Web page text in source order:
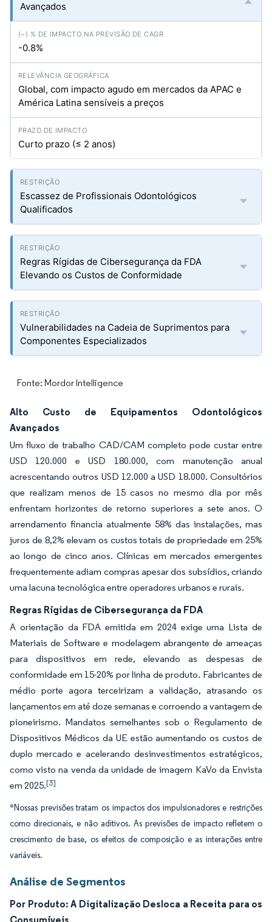
Avançados
-0.8%
Global, com impacto agudo em mercados da APAC e
América Latina sensíveis a preços
Curto prazo (≤ 2 anos)
Escassez de Profissionais Odontológicos
Qualificados
Regras Rígidas de Cibersegurança da FDA
Elevando os Custos de Conformidade
Vulnerabilidades na Cadeia de Suprimentos para
Componentes Especializados
Fonte: Mordor Intelligence
Alto Custo de Equipamentos Odontológicos
Avançados
Um fluxo de trabalho CAD/CAM completo pode custar entre
USD 120.000 e USD 180.000, com manutenção anual
acrescentando outros USD 12.000 a USD 18.000. Consultórios
que realizam menos de 15 casos no mesmo dia por mês
enfrentam horizontes de retorno superiores a sete anos. O
arrendamento financia atualmente 58% das instalações, mas
juros de 8,2% elevam os custos totais de propriedade em 25%
ao longo de cinco anos. Clínicas em mercados emergentes
frequentemente adiam compras apesar dos subsídios, criando
uma lacuna tecnológica entre operadores urbanos e rurais.
Regras Rígidas de Cibersegurança da FDA
A orientação da FDA emitida em 2024 exige uma Lista de
Materiais de Software e modelagem abrangente de ameaças
para dispositivos em rede, elevando as despesas de
conformidade em 15-20% por linha de produto. Fabricantes de
médio porte agora terceirizam a validação, atrasando os
lançamentos em até doze semanas e corroendo a vantagem de
pioneirismo. Mandatos semelhantes sob o Regulamento de
Dispositivos Médicos da UE estão aumentando os custos de
duplo mercado e acelerando desinvestimentos estratégicos,
como visto na venda da unidade de imagem KaVo da Envista
em 2025.[3]
*Nossas previsões tratam os impactos dos impulsionadores e restrições
como direcionais, e não aditivos. As previsões de impacto refletem o
crescimento de base, os efeitos de composição e as interações entre
variáveis.
Análise de Segmentos
Por Produto: A Digitalização Desloca a Receita para os
Consumíveis